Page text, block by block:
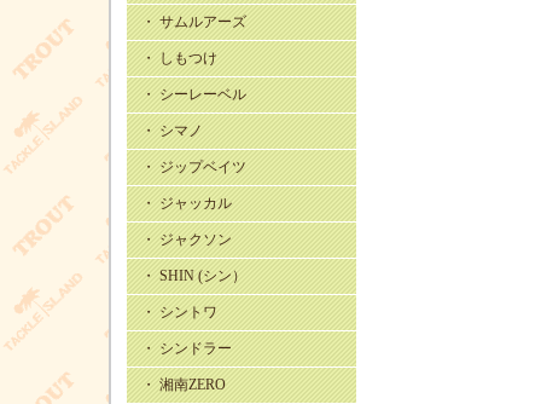
・ サムルアーズ
・ しもつけ
・ シーレーベル
・ シマノ
・ ジップベイツ
・ ジャッカル
・ ジャクソン
・ SHIN (シン）
・ シントワ
・ シンドラー
・ 湘南ZERO